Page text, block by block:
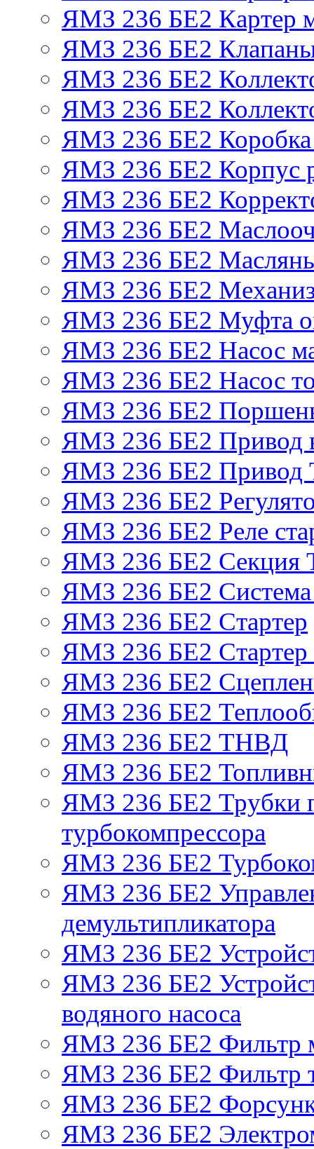
ЯМЗ 236 БЕ2 Картер
ЯМЗ 236 БЕ2 Клапаны
ЯМЗ 236 БЕ2
ЯМЗ 236 БЕ2
ЯМЗ 236 БЕ2 Коробка
ЯМЗ 236 БЕ2 Корпус
ЯМЗ 236 БЕ2
ЯМЗ 236 БЕ2
ЯМЗ 236 БЕ2
ЯМЗ 236 БЕ2
ЯМЗ 236 БЕ2 Муфта
ЯМЗ 236 БЕ2 Насос
ЯМЗ 236 БЕ2 Насос
ЯМЗ 236 БЕ2
ЯМЗ 236 БЕ2 Привод
ЯМЗ 236 БЕ2
ЯМЗ 236 БЕ2
ЯМЗ 236 БЕ2 Реле
ЯМЗ 236 БЕ2
ЯМЗ 236 БЕ2
ЯМЗ 236 БЕ2 Стартер
ЯМЗ 236 БЕ2 Стартер
ЯМЗ 236 БЕ2
ЯМЗ 236 БЕ2
ЯМЗ 236 БЕ2 ТНВД
ЯМЗ 236 БЕ2
ЯМЗ 236 БЕ2 Трубки
турбокомпрессора
ЯМЗ 236 БЕ2
ЯМЗ 236 БЕ2
демультипликатора
ЯМЗ 236 БЕ2
ЯМЗ 236 БЕ2
водяного насоса
ЯМЗ 236 БЕ2 Фильтр
ЯМЗ 236 БЕ2 Фильтр
ЯМЗ 236 БЕ2
ЯМЗ 236 БЕ2